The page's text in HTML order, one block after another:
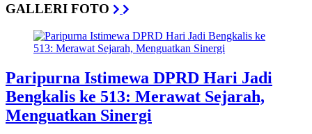
GALLERI FOTO
Paripurna Istimewa DPRD Hari Jadi
Bengkalis ke 513: Merawat Sejarah,
Menguatkan Sinergi